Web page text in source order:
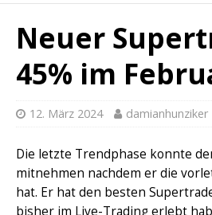
Neuer
45% im
12. März 2024 damianhunziker
Die letzte Trendphase konnte
mitnehmen nachdem er die
hat. Er hat den besten
bisher im Live-Trading erlebt